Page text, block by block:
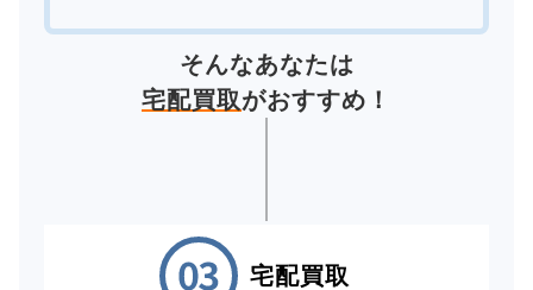
そんなあなたは
宅配買取がおすすめ！
宅配買取